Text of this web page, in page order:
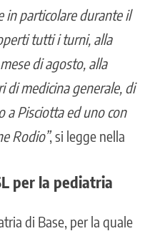
in particolare durante il
tutti i turni, alla
di agosto, alla
di medicina generale, di
a Pisciotta ed uno con
Rodio”, si legge nella
per la pediatria
di Base, per la quale